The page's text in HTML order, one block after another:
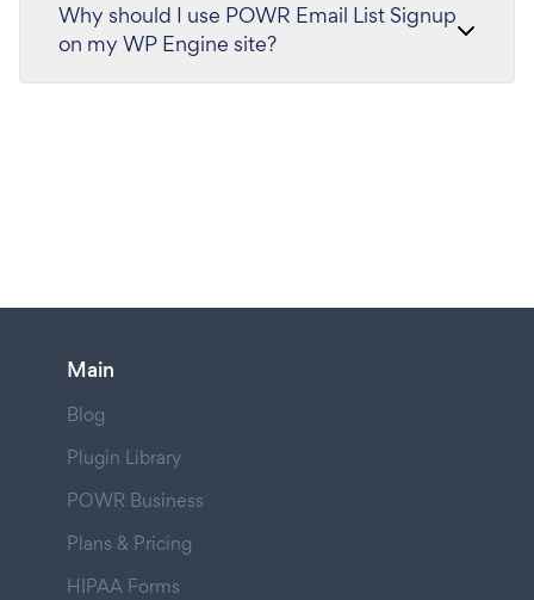
Why should I use POWR Email List Signup
on my WP Engine site?
Main
Blog
Plugin Library
POWR Business
Plans & Pricing
HIPAA Forms